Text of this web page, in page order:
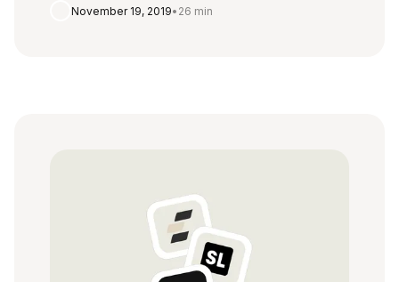
November 19, 2019• 26 min